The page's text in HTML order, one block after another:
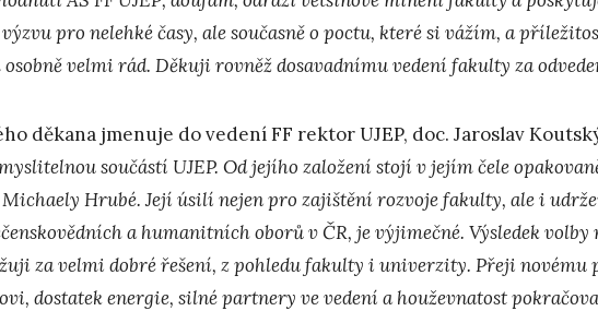
výzvu pro nelehké časy, ale současně o poctu, které si vážím, a
osobně velmi rád. Děkuji rovněž dosavadnímu vedení fakulty za
děkana jmenuje do vedení FF rektor UJEP, doc. Jaroslav
součástí UJEP. Od jejího založení stojí v jejím čele
Hrubé. Její úsilí nejen pro zajištění rozvoje fakulty, ale i
a humanitních oborů v ČR, je výjimečné. Výsledek volby
za velmi dobré řešení, z pohledu fakulty i univerzity. Přeji novému
dostatek energie, silné partnery ve vedení a houževnatost